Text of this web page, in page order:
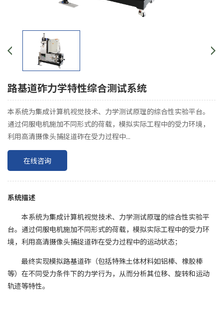
路基道砟力学特性综合测试系统
本系统为集成计算机视觉技术、力学测试原理的综合性实验平台。
通过伺服电机施加不同形式的荷载，模拟实际工程中的受力环境，
利用高清摄像头捕捉道砟在受力过程中...
在线咨询
系统描述
本系统为集成计算机视觉技术、力学测试原理的综合性实验平
台。通过伺服电机施加不同形式的荷载，模拟实际工程中的受力环
境，利用高清摄像头捕捉道砟在受力过程中的运动状态；
最终实现模拟路基道砟（包括特殊土体材料如铝棒、橡胶棒
等）在不同受力条件下的力学行为，从而分析其位移、旋转和运动
轨迹等特性。